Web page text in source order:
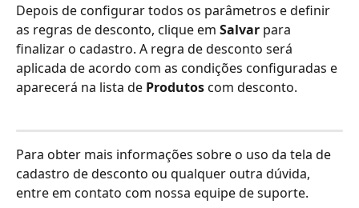
Depois de configurar todos os parâmetros e definir
as regras de desconto, clique em Salvar para
finalizar o cadastro. A regra de desconto será
aplicada de acordo com as condições configuradas e
aparecerá na lista de Produtos com desconto.
Para obter mais informações sobre o uso da tela de
cadastro de desconto ou qualquer outra dúvida,
entre em contato com nossa equipe de suporte.